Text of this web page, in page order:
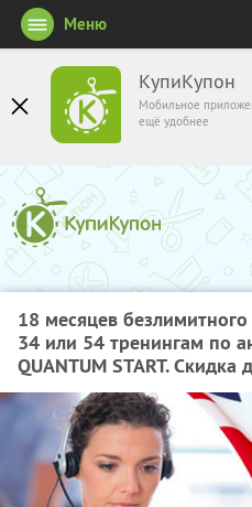
КупиКупон
Мобильное
ещё удобнее
Меню
18 месяцев
34 или 54 тренингам по
QUANTUM START. Скидка